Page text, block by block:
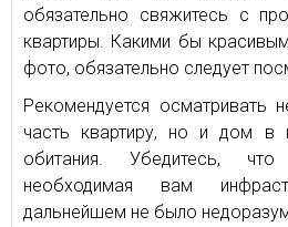
обязательно свяжитесь с
квартиры. Какими бы
фото, обязательно следует
Рекомендуется осматривать
часть квартиру, но и дом в
обитания. Убедитесь,
необходимая вам
дальнейшем не было